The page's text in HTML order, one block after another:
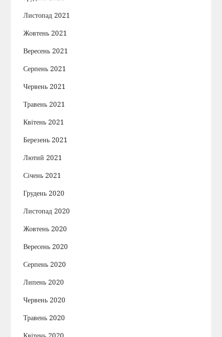
Листопад 2021
Жовтень 2021
Вересень 2021
Серпень 2021
Червень 2021
Травень 2021
Квітень 2021
Березень 2021
Лютий 2021
Січень 2021
Грудень 2020
Листопад 2020
Жовтень 2020
Вересень 2020
Серпень 2020
Липень 2020
Червень 2020
Травень 2020